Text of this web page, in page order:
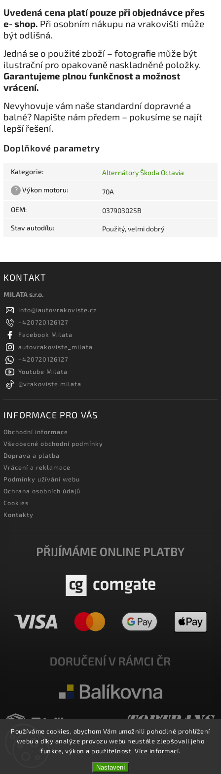
Používáme cookies, abychom Vám umožnili pohodlné prohlížení
webu a díky analýze provozu webu neustále zlepšovali jeho
funkce, výkon a použitelnost.Více informací.
Nastavení
Uvedená cena platí pouze při objednávce přes
e‑shop. Při osobním nákupu na vrakovišti může
být odlišná.
Jedná se o použité zboží – fotografie může být
ilustrační pro opakovaně naskladněné položky.
Garantujeme plnou funkčnost a možnost
vrácení.
Nevyhovuje vám naše standardní dopravné a
balné? Napište nám předem – pokusíme se najít
lepší řešení.
Doplňkové parametry
Kategorie: Alternátory Škoda Octavia
? Výkon motoru: 70A
OEM: 037903025B
Stav autodílu: Použitý, velmi dobrý
KONTAKT
MILATA s.r.o.
info@iautovrakoviste.cz
+420720126127
Facebook Milata
autovrakoviste_milata
+420720126127
Youtube Milata
@vrakoviste.milata
INFORMACE PRO VÁS
Obchodní informace
Všeobecné obchodní podmínky
Doprava a platba
Vrácení a reklamace
Podmínky užívání webu
Ochrana osobních údajů
Cookies
Kontakty
E-SHOP MILATA. Všechna práva vyhrazena.